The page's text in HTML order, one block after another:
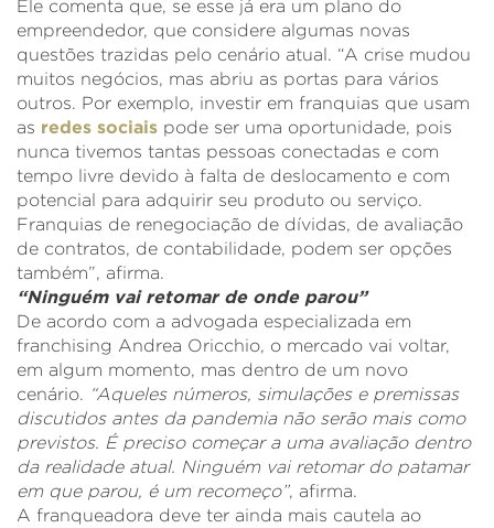
Ele comenta que, se esse já era um plano do
empreendedor, que considere algumas novas
questões trazidas pelo cenário atual. “A crise mudou
muitos negócios, mas abriu as portas para vários
outros. Por exemplo, investir em franquias que usam
as redes sociais pode ser uma oportunidade, pois
nunca tivemos tantas pessoas conectadas e com
tempo livre devido à falta de deslocamento e com
potencial para adquirir seu produto ou serviço.
Franquias de renegociação de dívidas, de avaliação
de contratos, de contabilidade, podem ser opções
também”, afirma.
“Ninguém vai retomar de onde parou”
De acordo com a advogada especializada em
franchising Andrea Oricchio, o mercado vai voltar,
em algum momento, mas dentro de um novo
cenário. “Aqueles números, simulações e premissas
discutidos antes da pandemia não serão mais como
previstos. É preciso começar a uma avaliação dentro
da realidade atual. Ninguém vai retomar do patamar
em que parou, é um recomeço”, afirma.
A franqueadora deve ter ainda mais cautela ao